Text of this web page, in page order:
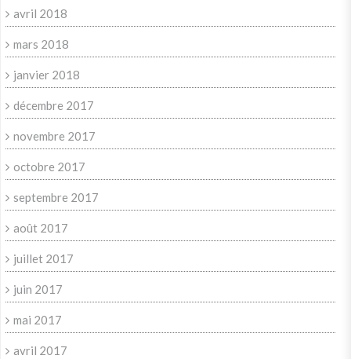
avril 2018
mars 2018
janvier 2018
décembre 2017
novembre 2017
octobre 2017
septembre 2017
août 2017
juillet 2017
juin 2017
mai 2017
avril 2017